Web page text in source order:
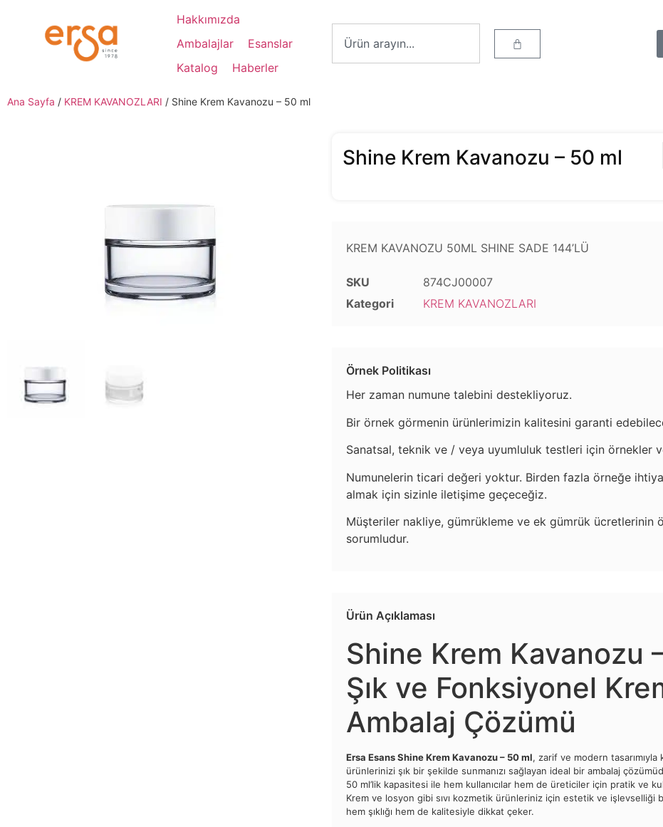
Hakkımızda
Ambalajlar
Esanslar
Katalog
Haberler
Ana Sayfa / KREM KAVANOZLARI / Shine Krem Kavanozu – 50 ml
Shine Krem Kavanozu – 50 ml
KREM KAVANOZU 50ML SHINE SADE 144’LÜ
SKU
874CJ00007
Kategori
KREM KAVANOZLARI
Örnek Politikası
Her zaman numune talebini destekliyoruz.
Bir örnek görmenin ürünlerimizin kalitesini garanti
Sanatsal, teknik ve / veya uyumluluk testleri için örnekler
Numunelerin ticari değeri yoktur. Birden fazla örneğe
almak için sizinle iletişime geçeceğiz.
Müşteriler nakliye, gümrükleme ve ek gümrük ücretlerinin
sorumludur.
Ürün Açıklaması
Shine Krem Kavanozu
Şık ve Fonksiyonel
Ambalaj Çözümü
Ersa Esans Shine Krem Kavanozu – 50 ml, zarif ve modern
ürünlerinizi şık bir şekilde sunmanızı sağlayan ideal bir ambalaj
50 ml’lik kapasitesi ile hem kullanıcılar hem de üreticiler için pratik ve
Krem ve losyon gibi sıvı kozmetik ürünleriniz için estetik ve işlevselliği
hem şıklığı hem de kalitesiyle dikkat çeker.